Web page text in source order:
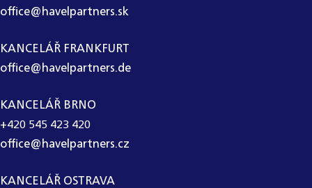
office@havelpartners.sk
KANCELÁŘ FRANKFURT
office@havelpartners.de
KANCELÁŘ BRNO
+420 545 423 420
office@havelpartners.cz
KANCELÁŘ OSTRAVA